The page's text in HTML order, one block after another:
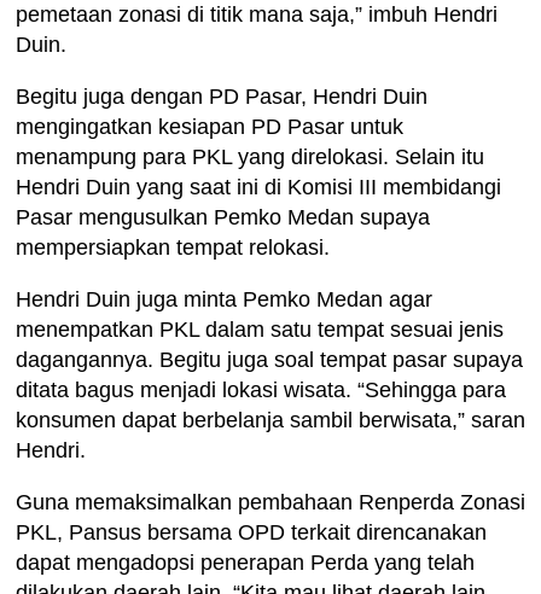
pemetaan zonasi di titik mana saja,” imbuh Hendri
Duin.
Begitu juga dengan PD Pasar, Hendri Duin
mengingatkan kesiapan PD Pasar untuk
menampung para PKL yang direlokasi. Selain itu
Hendri Duin yang saat ini di Komisi III membidangi
Pasar mengusulkan Pemko Medan supaya
mempersiapkan tempat relokasi.
Hendri Duin juga minta Pemko Medan agar
menempatkan PKL dalam satu tempat sesuai jenis
dagangannya. Begitu juga soal tempat pasar supaya
ditata bagus menjadi lokasi wisata. “Sehingga para
konsumen dapat berbelanja sambil berwisata,” saran
Hendri.
Guna memaksimalkan pembahaan Renperda Zonasi
PKL, Pansus bersama OPD terkait direncanakan
dapat mengadopsi penerapan Perda yang telah